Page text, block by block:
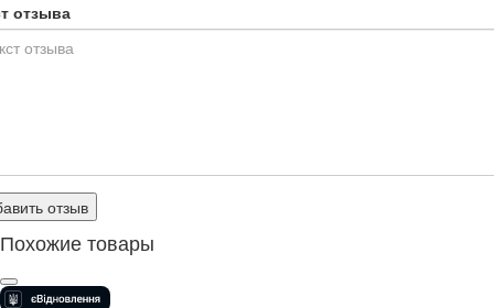
отзыва
отзыв
Похожие товары